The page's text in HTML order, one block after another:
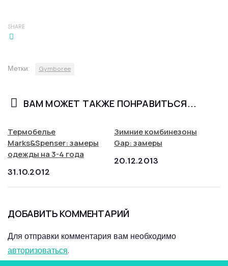
SHARE
Метки: Gymboree
ВАМ МОЖЕТ ТАКЖЕ ПОНРАВИТЬСЯ...
Термобелье
Marks&Spenser: замеры
одежды на 3-4 года
31.10.2012
Зимние комбинезоны
Gap: замеры
20.12.2013
ДОБАВИТЬ КОММЕНТАРИЙ
Для отправки комментария вам необходимо
авторизоваться.